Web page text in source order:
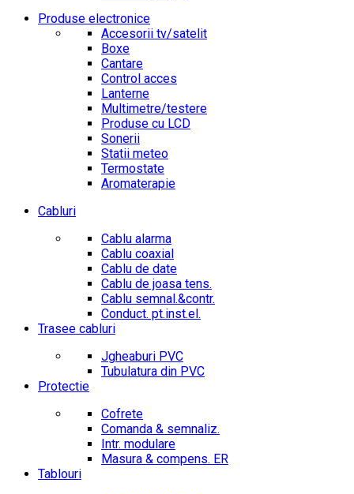
Produse electronice
Accesorii tv/satelit
Boxe
Cantare
Control acces
Lanterne
Multimetre/testere
Produse cu LCD
Sonerii
Statii meteo
Termostate
Aromaterapie
Cabluri
Cablu alarma
Cablu coaxial
Cablu de date
Cablu de joasa tens.
Cablu semnal.&contr.
Conduct. pt.inst.el.
Trasee cabluri
Jgheaburi PVC
Tubulatura din PVC
Protectie
Cofrete
Comanda & semnaliz.
Intr. modulare
Masura & compens. ER
Tablouri